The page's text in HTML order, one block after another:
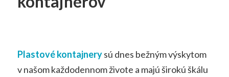
Plastové kontajnerysú dnes bežným výskytom
v našom každodennom živote a majú širokú škálu